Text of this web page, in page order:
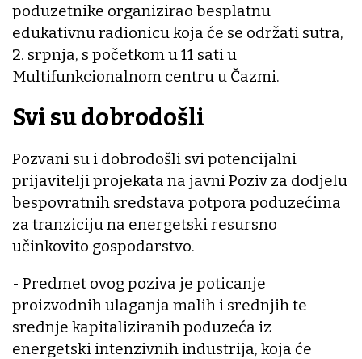
poduzetnike organizirao besplatnu
edukativnu radionicu koja će se održati sutra,
2. srpnja, s početkom u 11 sati u
Multifunkcionalnom centru u Čazmi.
Svi su dobrodošli
Pozvani su i dobrodošli svi potencijalni
prijavitelji projekata na javni Poziv za dodjelu
bespovratnih sredstava potpora poduzećima
za tranziciju na energetski resursno
učinkovito gospodarstvo.
- Predmet ovog poziva je poticanje
proizvodnih ulaganja malih i srednjih te
srednje kapitaliziranih poduzeća iz
energetski intenzivnih industrija, koja će